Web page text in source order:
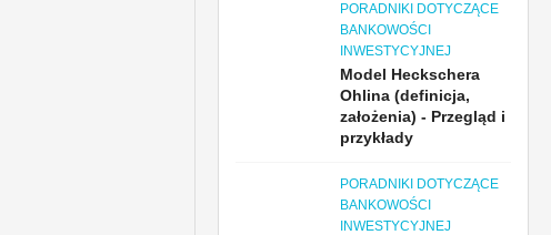
PORADNIKI DOTYCZĄCE
BANKOWOŚCI
INWESTYCYJNEJ
Model Heckschera
Ohlina (definicja,
założenia) - Przegląd i
przykłady
PORADNIKI DOTYCZĄCE
BANKOWOŚCI
INWESTYCYJNEJ